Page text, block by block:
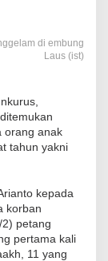
di embung
Laus (ist)
orang anak
tahun yakni
kepada
korban
petang
pertama kali
11 yang